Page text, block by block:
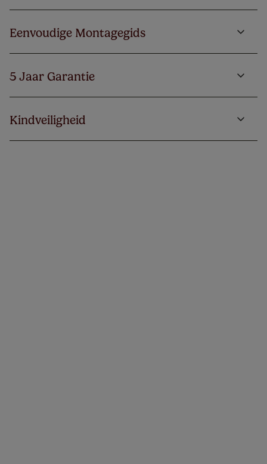
Eenvoudige Montagegids
5 Jaar Garantie
Kindveiligheid